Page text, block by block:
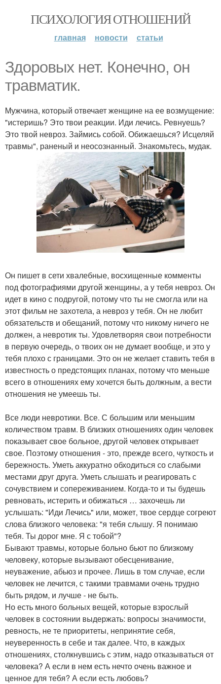
ПСИХОЛОГИЯ ОТНОШЕНИЙ
главная новости статьи
Здоровых нет. Конечно, он
травматик.
Мужчина, который отвечает женщине на ее возмущение:
"истеришь? Это твои реакции. Иди лечись. Ревнуешь?
Это твой невроз. Займись собой. Обижаешься? Исцеляй
травмы", раненый и неосознанный. Знакомьтесь, мудак.
Он пишет в сети хвалебные, восхищенные комменты
под фотографиями другой женщины, а у тебя невроз. Он
идет в кино с подругой, потому что ты не смогла или на
этот фильм не захотела, а невроз у тебя. Он не любит
обязательств и обещаний, потому что никому ничего не
должен, а невротик ты. Удовлетворяя свои потребности
в первую очередь, о твоих он не думает вообще, и это у
тебя плохо с границами. Это он не желает ставить тебя в
известность о предстоящих планах, потому что меньше
всего в отношениях ему хочется быть должным, а вести
отношения не умеешь ты.
Все люди невротики. Все. С большим или меньшим
количеством травм. В близких отношениях один человек
показывает свое больное, другой человек открывает
свое. Поэтому отношения - это, прежде всего, чуткость и
бережность. Уметь аккуратно обходиться со слабыми
местами друг друга. Уметь слышать и реагировать с
сочувствием и сопереживанием. Когда-то и ты будешь
ревновать, истерить и обижаться … захочешь ли
услышать: "Иди Лечись" или, может, твое сердце согреют
слова близкого человека: "я тебя слышу. Я понимаю
тебя. Ты дорог мне. Я с тобой"?
Бывают травмы, которые больно бьют по близкому
человеку, которые вызывают обесценивание,
неуважение, абьюз и прочее. Лишь в том случае, если
человек не лечится, с такими травмами очень трудно
быть рядом, и лучше - не быть.
Но есть много больных вещей, которые взрослый
человек в состоянии выдержать: вопросы значимости,
ревность, не те приоритеты, непринятие себя,
неуверенность в себе и так далее. Что, в каждых
отношениях, столкнувшись с этим, надо отказываться от
человека? А если в нем есть нечто очень важное и
ценное для тебя? А если есть любовь?